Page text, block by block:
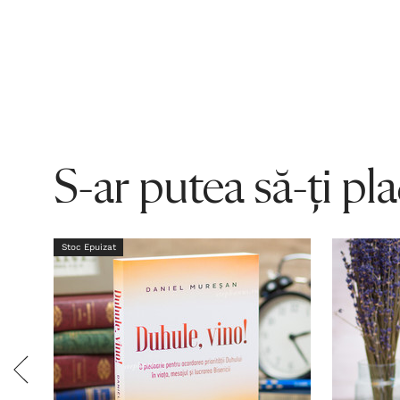
S-ar putea să-ți
Stoc Epuizat